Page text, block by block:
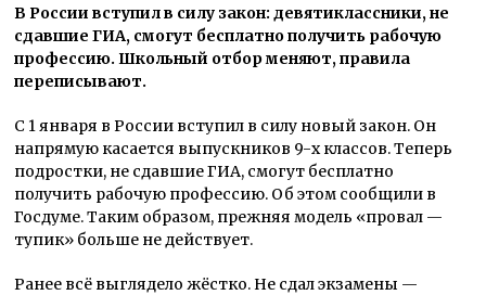
В России вступил в силу закон: девятиклассники, не
сдавшие ГИА, смогут бесплатно получить рабочую
профессию. Школьный отбор меняют, правила
переписывают.
С 1 января в России вступил в силу новый закон. Он
напрямую касается выпускников 9-х классов. Теперь
подростки, не сдавшие ГИА, смогут бесплатно
получить рабочую профессию. Об этом сообщили в
Госдуме. Таким образом, прежняя модель «провал —
тупик» больше не действует.
Ранее всё выглядело жёстко. Не сдал экзамены —